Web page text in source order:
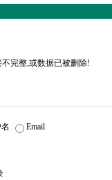
完整,或数据已被删除!
Email